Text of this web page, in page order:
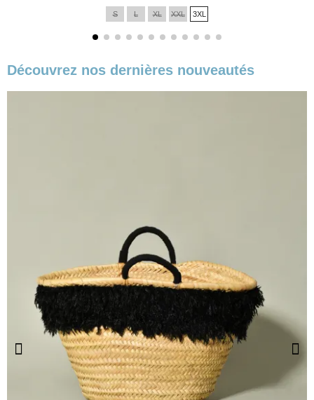
S L XL XXL 3XL
Découvrez nos dernières nouveautés